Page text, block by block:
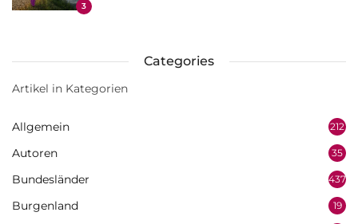
3
Categories
Artikel in Kategorien
Allgemein 212
Autoren 35
Bundesländer 437
Burgenland 19